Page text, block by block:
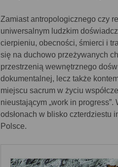
Zamiast antropologicznego czy
uniwersalnym ludzkim
cierpieniu, obecności, śmierci i
się na duchowo przeżywanych
przestrzenią wewnętrznego
dokumentalnej, lecz także
miejscu sacrum w życiu
nieustającym „work in
odsłonach w blisko czterdziestu
Polsce.